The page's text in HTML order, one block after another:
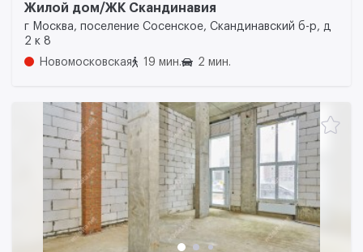
Жилой дом/ЖК Скандинавия
г Москва, поселение Сосенское, Скандинавский б-р, д
2 к 8
Новомосковская
19 мин. 2 мин.